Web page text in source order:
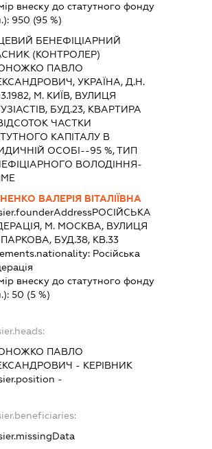
внеску до статутного фонду
950 (95 %)
БЕНЕФІЦІАРНИЙ
(КОНТРОЛЕР)
ПАВЛО
УКРАЇНА, Д.Н.
М. КИЇВ, ВУЛИЦЯ
БУД.23, КВАРТИРА
ЧАСТКИ
КАПІТАЛУ В
ОСОБІ--95 %, ТИП
ВОЛОДІННЯ-
ВАЛЕРІЯ ВІТАЛІЇВНА
РОСІЙСЬКА
М. МОСКВА, ВУЛИЦЯ
БУД.38, КВ.33
Російська
внеску до статутного фонду
50 (5 %)
ПАВЛО
- КЕРІВНИК
-